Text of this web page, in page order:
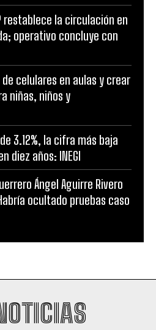
restablece la circulación en
operativo concluye con
de celulares en aulas y crear
niñas, niños y
3.12%, la cifra más baja
diez años: INEGI
Ángel Aguirre Rivero
ocultado pruebas caso